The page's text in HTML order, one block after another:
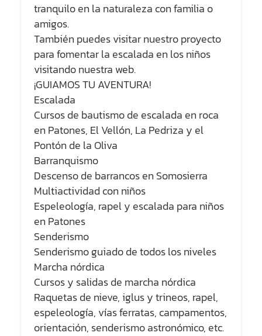
tranquilo en la naturaleza con familia o
amigos.
También puedes visitar nuestro proyecto
para fomentar la escalada en los niños
visitando nuestra web.
¡GUIAMOS TU AVENTURA!
Escalada
Cursos de bautismo de escalada en roca
en Patones, El Vellón, La Pedriza y el
Pontón de la Oliva
Barranquismo
Descenso de barrancos en Somosierra
Multiactividad con niños
Espeleología, rapel y escalada para niños
en Patones
Senderismo
Senderismo guiado de todos los niveles
Marcha nórdica
Cursos y salidas de marcha nórdica
Raquetas de nieve, iglus y trineos, rapel,
espeleología, vías ferratas, campamentos,
orientación, senderismo astronómico, etc.